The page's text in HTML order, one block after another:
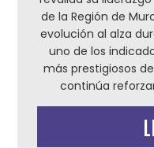
de la Región de
evolución al alza
uno de los
más prestigiosos
continúa